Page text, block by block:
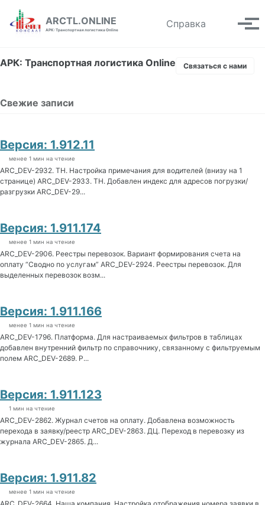
Skip to primary navigation
Skip to content
Skip to footer
ARCTL.ONLINE
АРК: Транспортная логистика Online
Справка Toggle
АРК: Транспортная логистика Online Связаться с нами
Свежие записи
Версия: 1.912.11
менее 1 мин на чтение
ARC_DEV-2932. ТН. Настройка примечания для водителей (внизу на 1
странице) ARC_DEV-2933. ТН. Добавлен индекс для адресов погрузки/
разгрузки ARC_DEV-29...
Версия: 1.911.174
менее 1 мин на чтение
ARC_DEV-2906. Реестры перевозок. Вариант формирования счета на
оплату “Сводно по услугам” ARC_DEV-2924. Реестры перевозок. Для
выделенных перевозок возм...
Версия: 1.911.166
менее 1 мин на чтение
ARC_DEV-1796. Платформа. Для настраиваемых фильтров в таблицах
добавлен внутренний фильтр по справочнику, связанному с фильтруемым
полем ARC_DEV-2689. Р...
Версия: 1.911.123
1 мин на чтение
ARC_DEV-2862. Журнал счетов на оплату. Добавлена возможность
перехода в заявку/реестр ARC_DEV-2863. ДЦ. Переход в перевозку из
журнала ARC_DEV-2865. Д...
Версия: 1.911.82
менее 1 мин на чтение